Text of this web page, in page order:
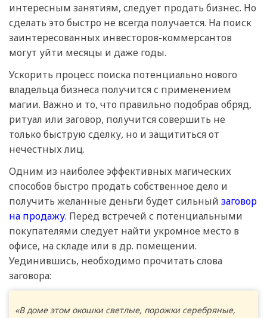
интересным занятиям, следует продать бизнес. Но
сделать это быстро не всегда получается. На поиск
заинтересованных инвесторов-коммерсантов
могут уйти месяцы и даже годы.
Ускорить процесс поиска потенциально нового
владельца бизнеса получится с применением
магии. Важно и то, что правильно подобрав обряд,
ритуал или заговор, получится совершить не
только быструю сделку, но и защититься от
нечестных лиц.
Одним из наиболее эффективных магических
способов быстро продать собственное дело и
получить желанные деньги будет сильный заговор
на продажу. Перед встречей с потенциальными
покупателями следует найти укромное место в
офисе, на складе или в др. помещении.
Уединившись, необходимо прочитать слова
заговора:
«В доме этом окошки светлые, порожки серебряные,